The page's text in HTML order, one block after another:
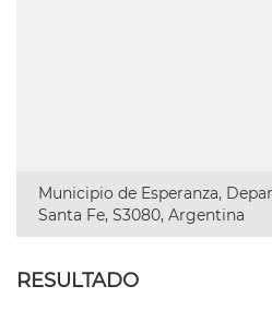
Municipio de Esperanza,
Santa Fe, S3080, Argentina
RESULTADO